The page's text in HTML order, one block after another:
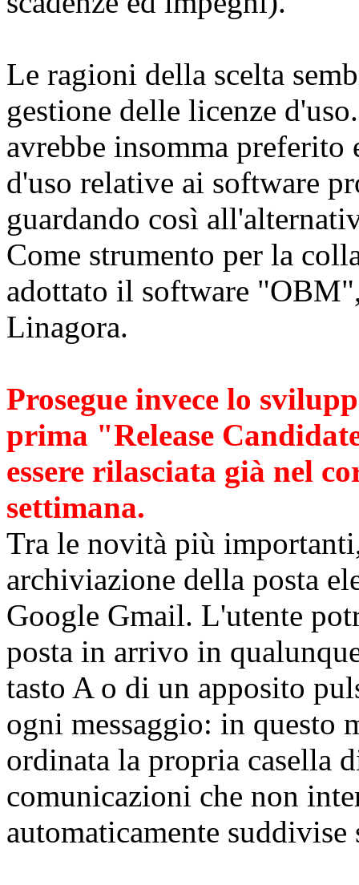
Le ragioni della scelta
gestione delle licenze
avrebbe insomma
d'uso relative ai software
guardando così
Come strumento per la
adottato il software
Linagora.
Prosegue invece lo
prima "Release
essere rilasciata già nel
settimana.
Tra le novità più
archiviazione della posta
Google Gmail. L'utente
posta in arrivo in
tasto A o di un apposito
ogni messaggio: in questo
ordinata la propria casella
comunicazioni che non
automaticamente